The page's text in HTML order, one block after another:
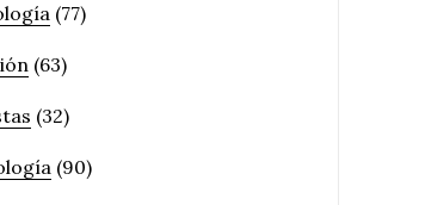
(77)
(63)
(32)
(90)